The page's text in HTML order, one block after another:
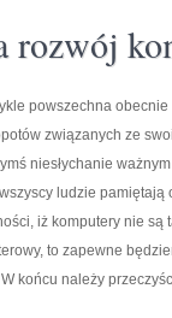
rozwój
powszechna
związanych ze
niesłychanie
ludzie pamiętają
iż komputery nie są
to zapewne
końcu należy